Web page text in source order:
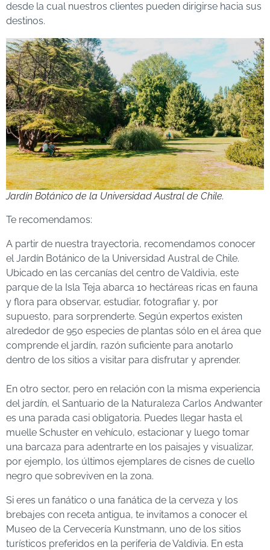
desde la cual nuestros clientes pueden dirigirse hacia sus
destinos.
Jardín Botánico de la Universidad Austral de Chile.
Te recomendamos:
A partir de nuestra trayectoria, recomendamos conocer
el Jardín Botánico de la Universidad Austral de Chile.
Ubicado en las cercanías del centro de Valdivia, este
parque de la Isla Teja abarca 10 hectáreas ricas en fauna
y flora para observar, estudiar, fotografiar y, por
supuesto, para sorprenderte. Según expertos existen
alrededor de 950 especies de plantas sólo en el área que
comprende el jardín, razón suficiente para anotarlo
dentro de los sitios a visitar para disfrutar y aprender.
En otro sector, pero en relación con la misma experiencia
del jardín, el Santuario de la Naturaleza Carlos Andwanter
es una parada casi obligatoria. Puedes llegar hasta el
muelle Schuster en vehículo, estacionar y luego tomar
una barcaza para adentrarte en los paisajes y visualizar,
por ejemplo, los últimos ejemplares de cisnes de cuello
negro que sobreviven en la zona.
Si eres un fanático o una fanática de la cerveza y los
brebajes con receta antigua, te invitamos a conocer el
Museo de la Cervecería Kunstmann, uno de los sitios
turísticos preferidos en la periferia de Valdivia. En esta